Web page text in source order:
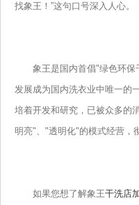
找象王！”这句口号深入人心。
象王是国内首倡"绿色环保
发展成为国内洗衣业中唯一的
培着开发和研究，已被众多的
明亮"、"透明化"的模式经营，
如果您想了解象王干洗店